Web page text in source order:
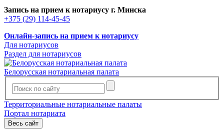
Запись на прием к нотариусу г. Минска
+375 (29) 114-45-45
Онлайн-запись на прием к нотариусу
Для нотариусов
Раздел для нотариусов
Белорусская нотариальная палата
Территориальные нотариальные палаты
Портал нотариата
Весь сайт